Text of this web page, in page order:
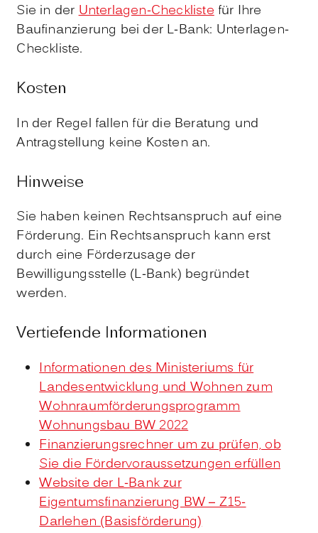
Sie in derUnterlagen-Checklistefür Ihre
Baufinanzierung bei der L-Bank: Unterlagen-
Checkliste.
Kosten
In der Regel fallen für die Beratung und
Antragstellung keine Kosten an.
Hinweise
Sie haben keinen Rechtsanspruch auf eine
Förderung. Ein Rechtsanspruch kann erst
durch eine Förderzusage der
Bewilligungsstelle (L-Bank) begründet
werden.
Vertiefende Informationen
Informationen des Ministeriums für
Landesentwicklung und Wohnen zum
Wohnraumförderungsprogramm
Wohnungsbau BW 2022
Finanzierungsrechner um zu prüfen, ob
Sie die Fördervoraussetzungen erfüllen
Website der L-Bank zur
Eigentumsfinanzierung BW – Z15-
Darlehen (Basisförderung)